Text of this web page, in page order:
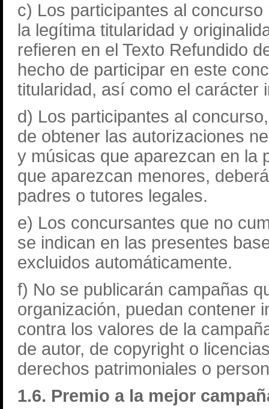
c) Los participantes al
la legítima titularidad y
refieren en el Texto Refundido
hecho de participar en este
titularidad, así como el carácter
d) Los participantes al
de obtener las autorizaciones
y músicas que aparezcan en la
que aparezcan menores,
padres o tutores legales.
e) Los concursantes que no
se indican en las presentes
excluidos automáticamente.
f) No se publicarán campañas
organización, puedan contener
contra los valores de la
de autor, de copyright o
derechos patrimoniales o
1.6. Premio a la mejor